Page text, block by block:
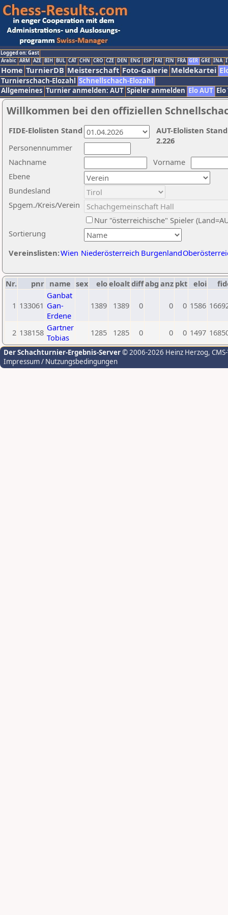
Logged on: Gast
Arabic ARM AZE BIH BUL CAT CHN CRO CZE DEN ENG ESP FAI FIN FRA GER GRE INA
Home TurnierDB Meisterschaft Foto-Galerie Meldekartei
Turnierschach-Elozahl Schnellschach-Elozahl
Allgemeines Turnier anmelden: AUT Spieler anmelden Elo AUT
Willkommen bei den offiziellen
Nachname
Vorname
Ebene
Sortierung
Personennummer
Bundesland
Spgem./Kreis/Verein
Nur "österreichische" Spieler
Vereinslisten:Wien Niederösterreich Burgenland
AUT-Elolisten
2.226
FIDE-Elolisten Stand
Nr. pnr name sex eloeloaltdiffabg anz pkt eloi
1 133061
Ganbat
Gan-
Erdene
1389 1389 0 0 0 1586
2 138158 Gartner
Tobias
1285 1285 0 0 0 1497
Der Schachturnier-Ergebnis-Server© 2006-2026 Heinz Herzog,
Impressum / Nutzungsbedingungen